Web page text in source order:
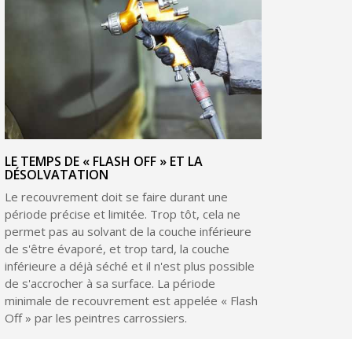
LE TEMPS DE « FLASH OFF » ET LA
DÉSOLVATATION
Le recouvrement doit se faire durant une
période précise et limitée. Trop tôt, cela ne
permet pas au solvant de la couche inférieure
de s'être évaporé, et trop tard, la couche
inférieure a déjà séché et il n'est plus possible
de s'accrocher à sa surface. La période
minimale de recouvrement est appelée « Flash
Off » par les peintres carrossiers.